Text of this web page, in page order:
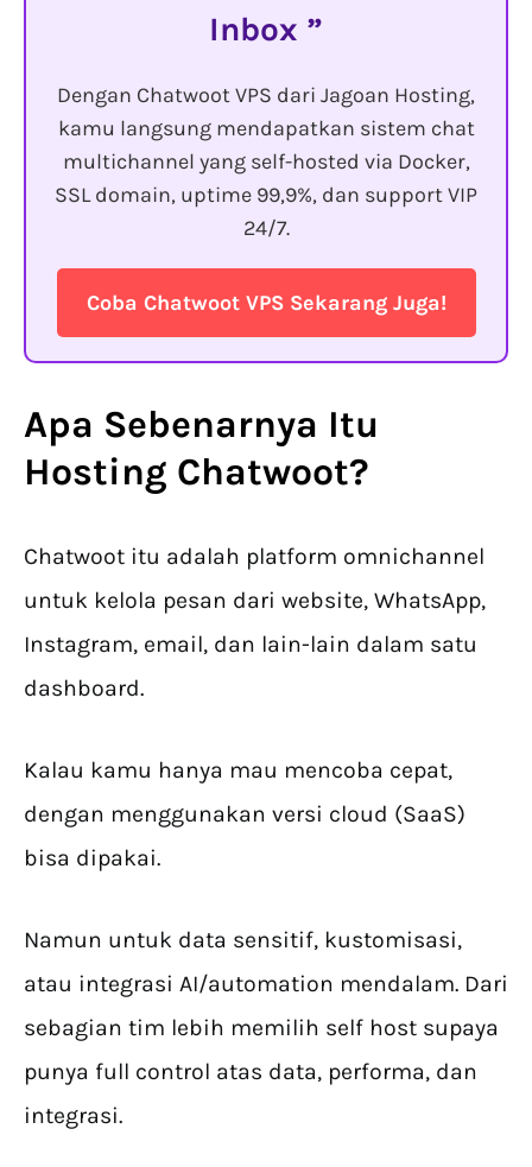
Inbox
Dengan Chatwoot VPS dari Jagoan Hosting,
kamu langsung mendapatkan sistem chat
multichannel yang self-hosted via Docker,
SSL domain, uptime 99,9%, dan support VIP
24/7.
Coba Chatwoot VPS Sekarang Juga!
Apa Sebenarnya Itu
Hosting Chatwoot?
Chatwoot itu adalah platform omnichannel
untuk kelola pesan dari website, WhatsApp,
Instagram, email, dan lain-lain dalam satu
dashboard.
Kalau kamu hanya mau mencoba cepat,
dengan menggunakan versi cloud (SaaS)
bisa dipakai.
Namun untuk data sensitif, kustomisasi,
atau integrasi AI/automation mendalam. Dari
sebagian tim lebih memilih self host supaya
punya full control atas data, performa, dan
integrasi.